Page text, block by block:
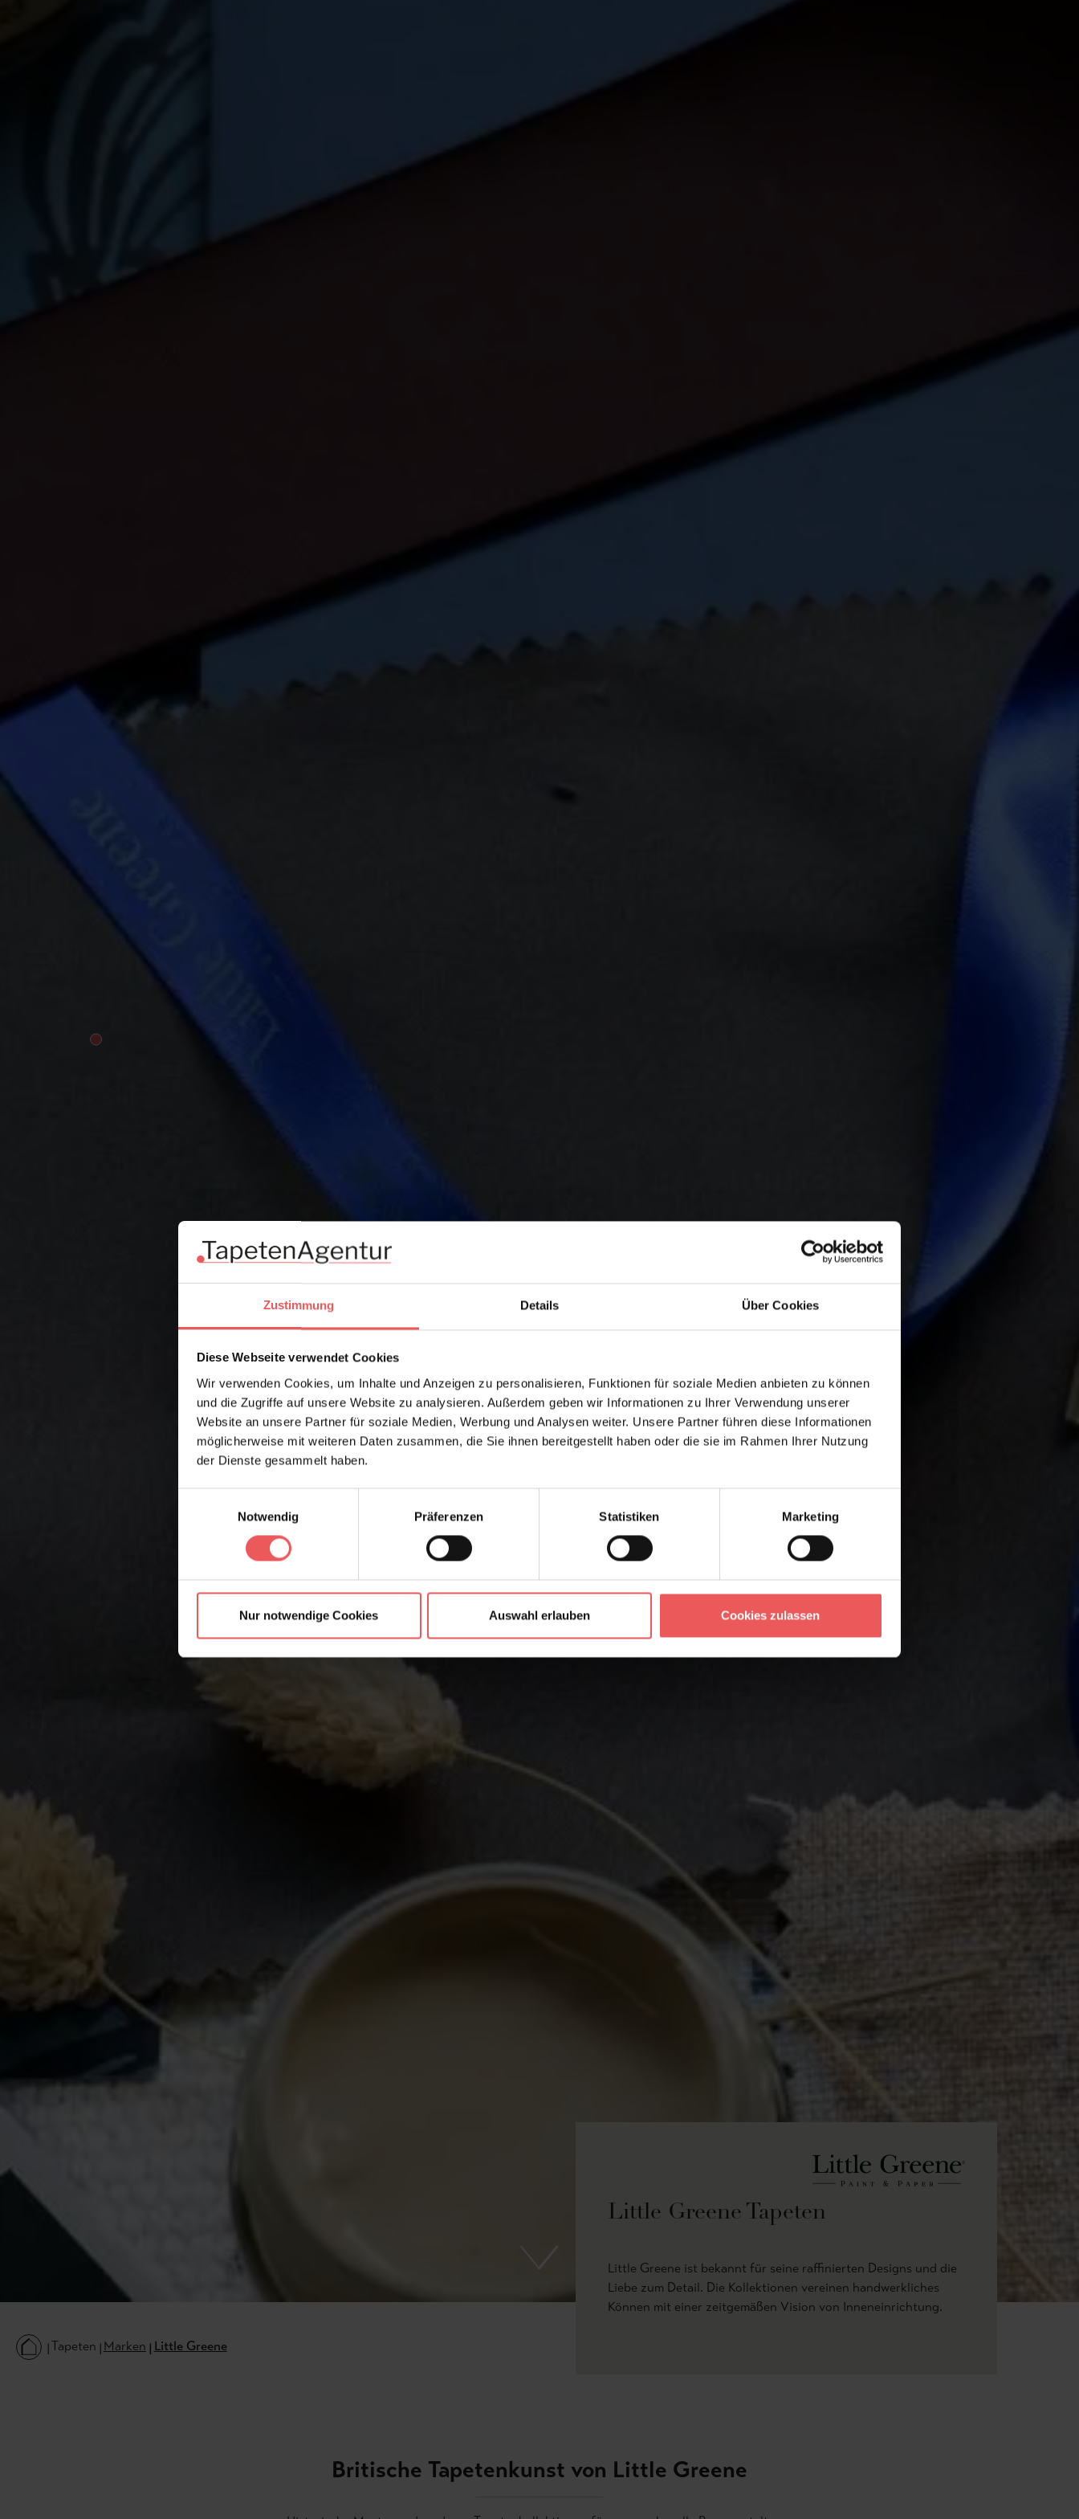
Zustimmung Details Über Cookies
Diese Webseite verwendet Cookies
Wir verwenden Cookies, um Inhalte und Anzeigen zu personalisieren, Funktionen für soziale Medien anbieten zu können
und die Zugriffe auf unsere Website zu analysieren. Außerdem geben wir Informationen zu Ihrer Verwendung unserer
Website an unsere Partner für soziale Medien, Werbung und Analysen weiter. Unsere Partner führen diese Informationen
möglicherweise mit weiteren Daten zusammen, die Sie ihnen bereitgestellt haben oder die sie im Rahmen Ihrer Nutzung
der Dienste gesammelt haben.
Notwendig
Präferenzen Statistiken Marketing
Nur notwendige Cookies Auswahl erlauben Cookies zulassen
Little Greene Tapeten
Little Greene ist bekannt für seine raffinierten Designs und die
Liebe zum Detail. Die Kollektionen vereinen handwerkliches
Können mit einer zeitgemäßen Vision von Inneneinrichtung.
Tapeten Marken Little Greene
Britische Tapetenkunst von Little Greene